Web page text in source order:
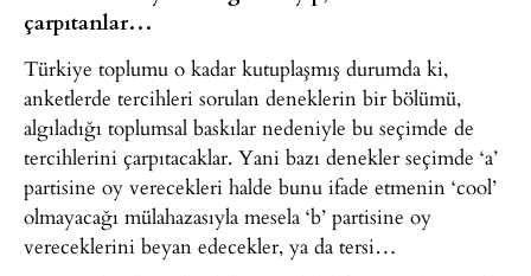
çarpıtanlar…
Türkiye toplumu o kadar kutuplaşmış durumda ki,
anketlerde tercihleri sorulan deneklerin bir bölümü,
algıladığı toplumsal baskılar nedeniyle bu seçimde de
tercihlerini çarpıtacaklar. Yani bazı denekler seçimde ‘a’
partisine oy verecekleri halde bunu ifade etmenin ‘cool’
olmayacağı mülahazasıyla mesela ‘b’ partisine oy
vereceklerini beyan edecekler, ya da tersi…